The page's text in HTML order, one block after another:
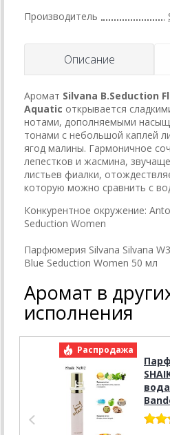
Производитель
Описание
Аромат Silvana B.Seduction
Aquatic открывается
нотами, дополняемыми
тонами с небольшой каплей
ягод малины. Гармоничное
лепестков и жасмина,
листьев фиалки,
которую можно сравнить с
Конкурентное окружение:
Seduction Women
Парфюмерия Silvana Silvana
Blue Seduction Women 50 мл
Аромат в
исполнения
Распродажа